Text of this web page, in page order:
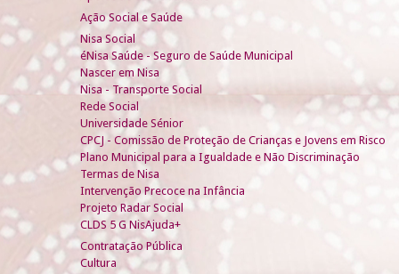
Ação Social e Saúde
Nisa Social
éNisa Saúde - Seguro de Saúde Municipal
Nascer em Nisa
Nisa - Transporte Social
Rede Social
Universidade Sénior
CPCJ - Comissão de Proteção de Crianças e Jovens em Risco
Plano Municipal para a Igualdade e Não Discriminação
Termas de Nisa
Intervenção Precoce na Infância
Projeto Radar Social
CLDS 5 G NisAjuda+
Contratação Pública
Cultura